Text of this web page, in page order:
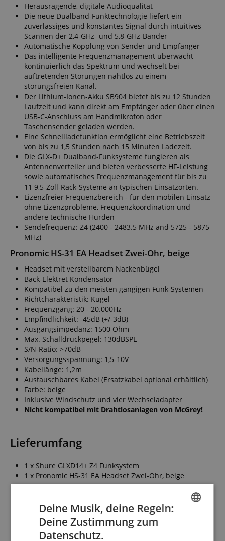
Herausragende, digitale Audioqualität
Die neue Dualband-Funktechnologie liefert ein
zuverlässiges und konstantes Signal durch intuitives
Scannen der 2,4-GHz- und 5,8-GHz-Bänder
Automatische Kopplung von Sender und Empfänger
Das intelligente Frequenzmanagement überwacht
kontinuierlich das Spektrum und wechselt bei
auftretenden Störungen nahtlos zu einem
störungsfreien Kanal.
Der Lithium-Ionen-Akku SB904 bietet bis zu 12 Stunden
Laufzeit und kann direkt am Empfänger oder über einen
USB-C-Anschluss am Handmikrofon oder
Taschensender geladen werden.
Eine Schnellladefunktion ermöglicht eine Betriebszeit
von bis zu 1,5 Stunden nach 15 Minuten Ladezeit.
Die GLX-D+ Dualband-Funksysteme fungieren als
Antennenverteiler und bieten verbesserte HF-Leistung
sowie automatisches Frequenzmanagement für bis zu
11 9,5-Zoll-Rack-Systeme an typischen Einsatzorten.
Lizenzfreier Frequenzbereich - für den mobilen Einsatz
ohne Lizenzprobleme, Frequenzkoordination und
andere technische Hürden
Sendefrequenz: Z4 (2400 - 2483.5 MHz and 5725 - 5875
MHz)
Pronomic HS-31 EA Headset Zwei-Ohr, beige
Headset mit verstellbarem Nackenbügel
Back-Elektret Kondensator
Kompatibel zu den meisten gängigen Funk-Systemen
Richtcharakteristik: Kugel
Frequenzgang: 20 - 20.000Hz
Empfindlichkeit: -45dB (+/-3dB)
Ausgangsimpedanz: 1500 Ohm
Max. Schalldruckpegel: 130dBSPL
S/N-Ratio: >70dB
Versorgungsspannung: 1,5-10V
Kabellänge: 1,2m
Austauschbares Kabel (Ersatzkabel optional erhältlich)
Farbe: beige
Inklusive Windschutz und vier Wechseladapter
Nicht kompatibel mit Drahtlosanlagen von McGrey!
Lieferumfang
1 x Shure GLXD14+ Z4 Funksystem
1 x Pronomic HS-31 EA Headset Zwei-Ohr, beige
Spezifikation
Artikelnummer
Deine Musik, deine Regeln:
Deine Zustimmung zum
Datenschutz.